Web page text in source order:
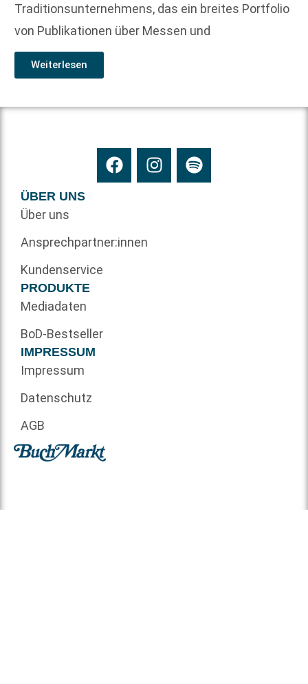
Traditionsunternehmens, das ein breites Portfolio
von Publikationen über Messen und
Weiterlesen
ÜBER UNS
Über uns
Ansprechpartner:innen
Kundenservice
PRODUKTE
Mediadaten
BoD-Bestseller
IMPRESSUM
Impressum
Datenschutz
AGB